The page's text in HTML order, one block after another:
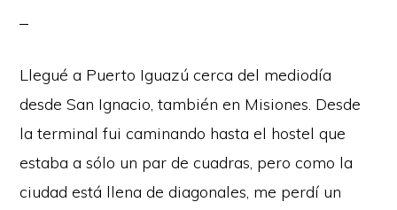
Llegué a Puerto Iguazú cerca del mediodía
desde San Ignacio, también en Misiones. Desde
la terminal fui caminando hasta el hostel que
estaba a sólo un par de cuadras, pero como la
ciudad está llena de diagonales, me perdí un